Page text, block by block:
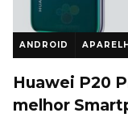
ANDROID
Huawei P20
melhor